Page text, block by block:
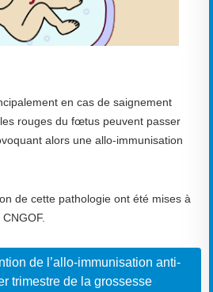
en cas de saignement
rouges du fœtus peuvent passer
alors une allo-immunisation
de cette pathologie ont été mises à
de l’allo-immunisation anti-
trimestre de la grossesse